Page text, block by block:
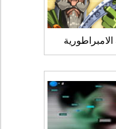
الامبراطورية